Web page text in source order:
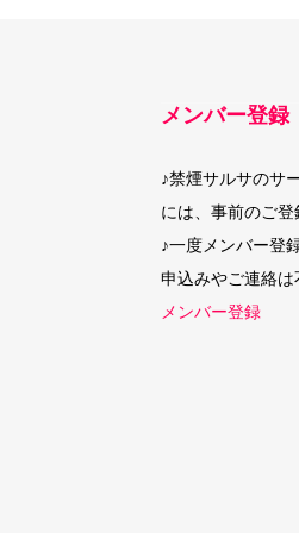
メンバー登録
♪禁煙サルサのサ
には、事前のご登
♪一度メンバー登
申込みやご連絡は
メンバー登録